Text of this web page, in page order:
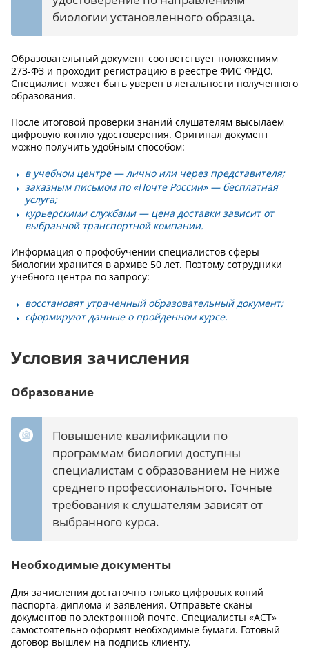
биологии установленного образца.
Образовательный документ соответствует положениям
273-ФЗ и проходит регистрацию в реестре ФИС ФРДО.
Специалист может быть уверен в легальности полученного
образования.
После итоговой проверки знаний слушателям высылаем
цифровую копию удостоверения. Оригинал документ
можно получить удобным способом:
в учебном центре — лично или через представителя;
заказным письмом по «Почте России» — бесплатная
услуга;
курьерскими службами — цена доставки зависит от
выбранной транспортной компании.
Информация о профобучении специалистов сферы
биологии хранится в архиве 50 лет. Поэтому сотрудники
учебного центра по запросу:
восстановят утраченный образовательный документ;
сформируют данные о пройденном курсе.
Условия зачисления
Образование
Повышение квалификации по
программам биологии доступны
специалистам с образованием не ниже
среднего профессионального. Точные
требования к слушателям зависят от
выбранного курса.
Необходимые документы
Для зачисления достаточно только цифровых копий
паспорта, диплома и заявления. Отправьте сканы
документов по электронной почте. Специалисты «АСТ»
самостоятельно оформят необходимые бумаги. Готовый
договор вышлем на подпись клиенту.